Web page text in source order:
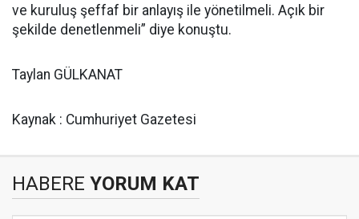
ve kuruluş şeffaf bir anlayış ile yönetilmeli. Açık bir
şekilde denetlenmeli” diye konuştu.
Taylan GÜLKANAT
Kaynak : Cumhuriyet Gazetesi
HABERE YORUM KAT